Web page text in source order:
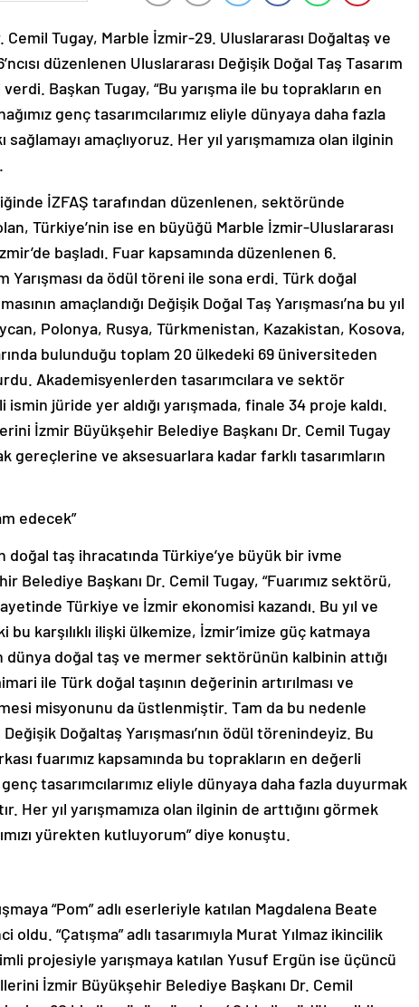
Tugay, Marble İzmir-29. Uluslararası Doğaltaş ve
düzenlenen Uluslararası Değişik Doğal Taş Tasarım
verdi. Başkan Tugay, “Bu yarışma ile bu toprakların en
genç tasarımcılarımız eliyle dünyaya daha fazla
amaçlıyoruz. Her yıl yarışmamıza olan ilginin
İZFAŞ tarafından düzenlenen, sektöründe
Türkiye’nin ise en büyüğü Marble İzmir-Uluslararası
başladı. Fuar kapsamında düzenlenen 6.
Yarışması da ödül töreni ile sona erdi. Türk doğal
amaçlandığı Değişik Doğal Taş Yarışması’na bu yıl
Polonya, Rusya, Türkmenistan, Kazakistan, Kosova,
bulunduğu toplam 20 ülkedeki 69 üniversiteden
Akademisyenlerden tasarımcılara ve sektör
jüride yer aldığı yarışmada, finale 34 proje kaldı.
İzmir Büyükşehir Belediye Başkanı Dr. Cemil Tugay
gereçlerine ve aksesuarlara kadar farklı tasarımların
edecek”
doğal taş ihracatında Türkiye’ye büyük bir ivme
Belediye Başkanı Dr. Cemil Tugay, “Fuarımız sektörü,
Türkiye ve İzmir ekonomisi kazandı. Bu yıl ve
karşılıklı ilişki ülkemize, İzmir’imize güç katmaya
dünya doğal taş ve mermer sektörünün kalbinin attığı
ile Türk doğal taşının değerinin artırılması ve
misyonunu da üstlenmiştir. Tam da bu nedenle
Doğaltaş Yarışması’nın ödül törenindeyiz. Bu
fuarımız kapsamında bu toprakların en değerli
tasarımcılarımız eliyle dünyaya daha fazla duyurmak
Her yıl yarışmamıza olan ilginin de arttığını görmek
yürekten kutluyorum” diye konuştu.
“Pom” adlı eserleriyle katılan Magdalena Beate
“Çatışma” adlı tasarımıyla Murat Yılmaz ikincilik
projesiyle yarışmaya katılan Yusuf Ergün ise üçüncü
İzmir Büyükşehir Belediye Başkanı Dr. Cemil